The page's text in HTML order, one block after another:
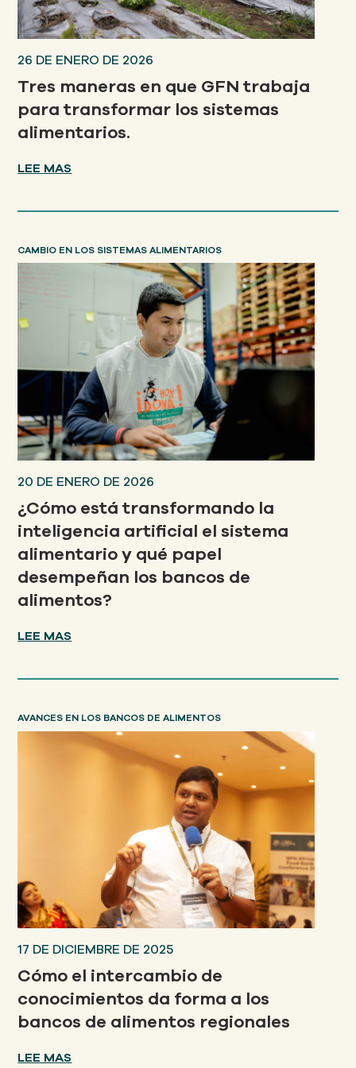
26 DE ENERO DE 2026
Tres maneras en que GFN trabaja
para transformar los sistemas
alimentarios.
LEE MAS
CAMBIO EN LOS SISTEMAS ALIMENTARIOS
20 DE ENERO DE 2026
¿Cómo está transformando la
inteligencia artificial el sistema
alimentario y qué papel
desempeñan los bancos de
alimentos?
LEE MAS
AVANCES EN LOS BANCOS DE ALIMENTOS
17 DE DICIEMBRE DE 2025
Cómo el intercambio de
conocimientos da forma a los
bancos de alimentos regionales
LEE MAS